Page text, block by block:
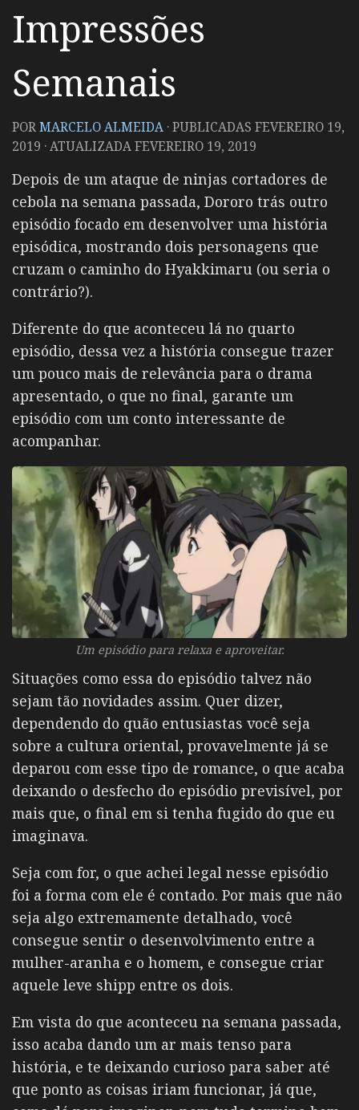
Impressões
Semanais
PORMARCELO ALMEIDA · PUBLICADAS FEVEREIRO 19,
2019 · ATUALIZADAFEVEREIRO 19, 2019
Depois de um ataque de ninjas cortadores de
cebola na semana passada, Dororo trás outro
episódio focado em desenvolver uma história
episódica, mostrando dois personagens que
cruzam o caminho do Hyakkimaru (ou seria o
contrário?).
Diferente do que aconteceu lá no quarto
episódio, dessa vez a história consegue trazer
um pouco mais de relevância para o drama
apresentado, o que no final, garante um
episódio com um conto interessante de
acompanhar.
Um episódio para relaxa e aproveitar.
Situações como essa do episódio talvez não
sejam tão novidades assim. Quer dizer,
dependendo do quão entusiastas você seja
sobre a cultura oriental, provavelmente já se
deparou com esse tipo de romance, o que acaba
deixando o desfecho do episódio previsível, por
mais que, o final em si tenha fugido do que eu
imaginava.
Seja com for, o que achei legal nesse episódio
foi a forma com ele é contado. Por mais que não
seja algo extremamente detalhado, você
consegue sentir o desenvolvimento entre a
mulher-aranha e o homem, e consegue criar
aquele leve shipp entre os dois.
Em vista do que aconteceu na semana passada,
isso acaba dando um ar mais tenso para
história, e te deixando curioso para saber até
que ponto as coisas iriam funcionar, já que,